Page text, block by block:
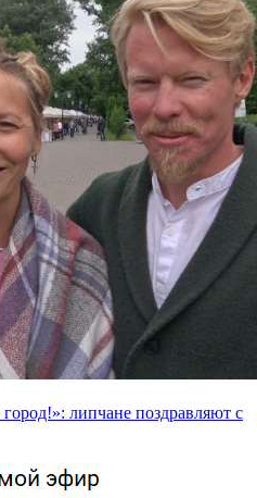
липчане поздравляют с